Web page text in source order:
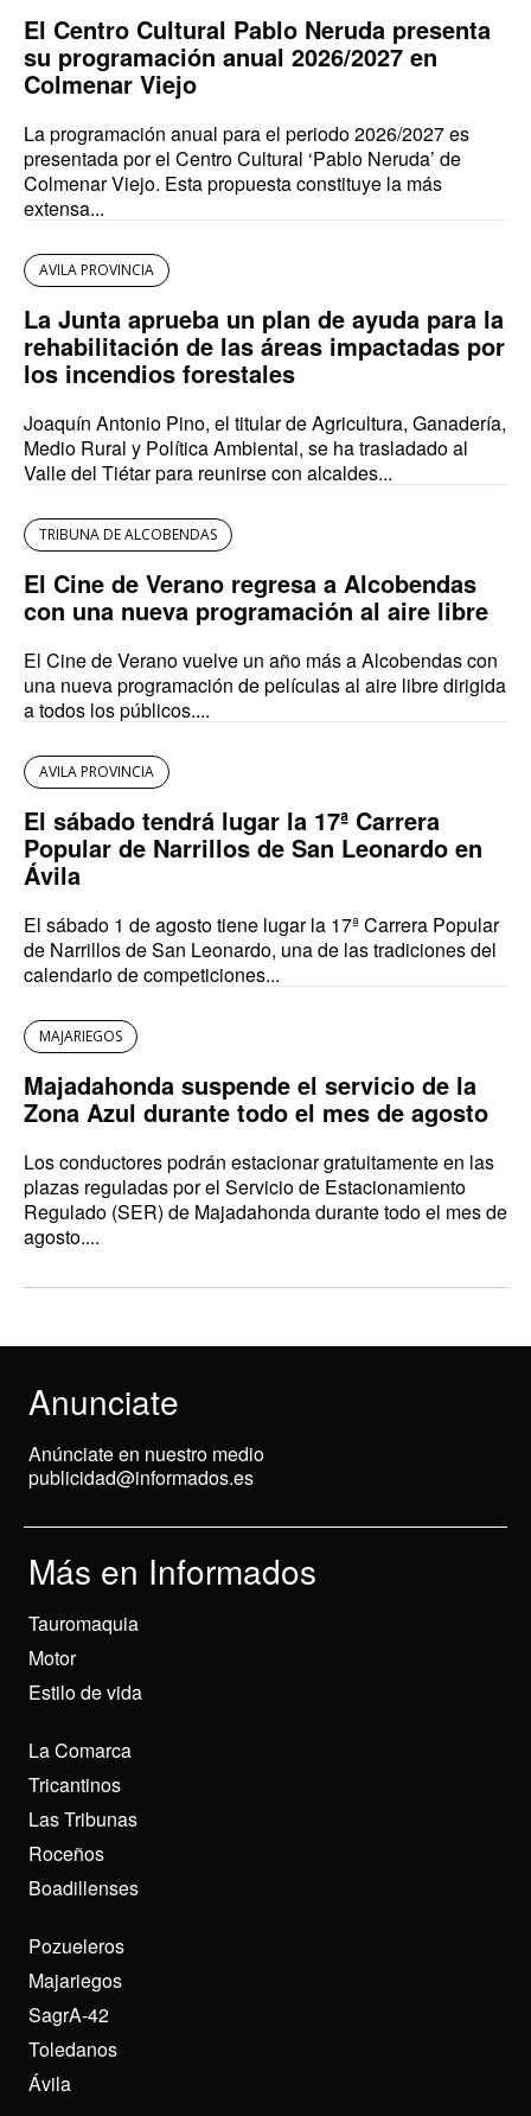
El Centro Cultural Pablo Neruda presenta
su programación anual 2026/2027 en
Colmenar Viejo
La programación anual para el periodo 2026/2027 es
presentada por el Centro Cultural ‘Pablo Neruda’ de
Colmenar Viejo. Esta propuesta constituye la más
extensa...
AVILA PROVINCIA
La Junta aprueba un plan de ayuda para la
rehabilitación de las áreas impactadas por
los incendios forestales
Joaquín Antonio Pino, el titular de Agricultura, Ganadería,
Medio Rural y Política Ambiental, se ha trasladado al
Valle del Tiétar para reunirse con alcaldes...
TRIBUNA DE ALCOBENDAS
El Cine de Verano regresa a Alcobendas
con una nueva programación al aire libre
El Cine de Verano vuelve un año más a Alcobendas con
una nueva programación de películas al aire libre dirigida
a todos los públicos....
AVILA PROVINCIA
El sábado tendrá lugar la 17ª Carrera
Popular de Narrillos de San Leonardo en
Ávila
El sábado 1 de agosto tiene lugar la 17ª Carrera Popular
de Narrillos de San Leonardo, una de las tradiciones del
calendario de competiciones...
MAJARIEGOS
Majadahonda suspende el servicio de la
Zona Azul durante todo el mes de agosto
Los conductores podrán estacionar gratuitamente en las
plazas reguladas por el Servicio de Estacionamiento
Regulado (SER) de Majadahonda durante todo el mes de
agosto....
Anunciate
Anúnciate en nuestro medio
publicidad@informados.es
Más en Informados
Tauromaquia
Motor
Estilo de vida
La Comarca
Tricantinos
Las Tribunas
Roceños
Boadillenses
Pozueleros
Majariegos
SagrA-42
Toledanos
Ávila